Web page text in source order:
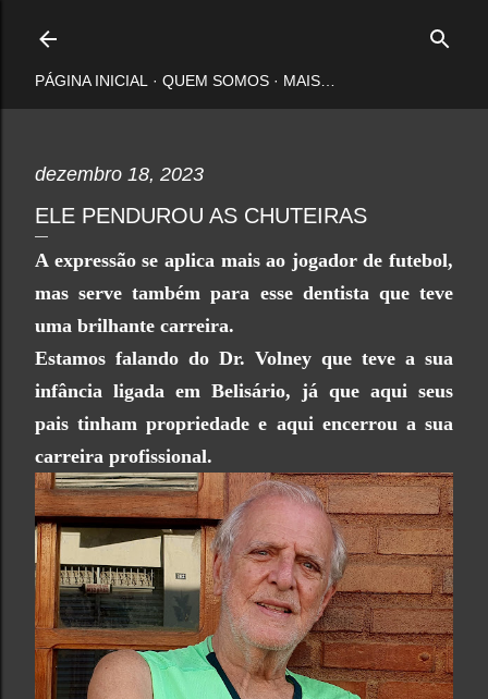
PÁGINA INICIAL QUEM SOMOS MAIS…
dezembro 18, 2023
ELE PENDUROU AS CHUTEIRAS
A expressão se aplica mais ao jogador de futebol,
mas serve também para esse dentista que teve
uma brilhante carreira.
Estamos falando do Dr. Volney que teve a sua
infância ligada em Belisário, já que aqui seus
pais tinham propriedade e aqui encerrou a sua
carreira profissional.